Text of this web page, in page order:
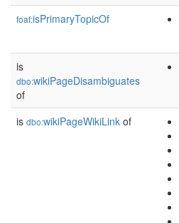
foaf:isPrimaryTopicOf
is
dbo:wikiPageDisambiguates
of
is dbo:wikiPageWikiLink of